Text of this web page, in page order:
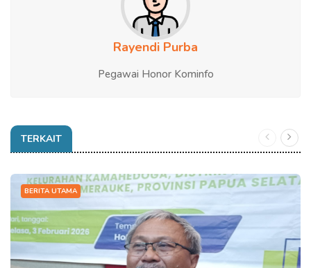
Rayendi Purba
Pegawai Honor Kominfo
TERKAIT
BERITA UTAMA